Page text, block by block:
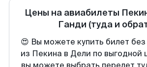
Цены на авиабилеты
Ганди (туда и
😍 Вы можете купить билет
из Пекина в Дели по выгодной